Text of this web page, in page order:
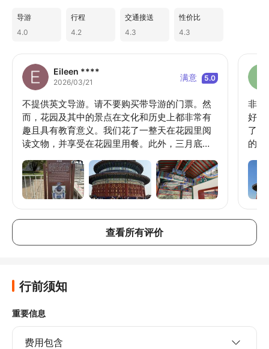
导游
4.0
行程
4.2
交通接送
4.3
性价比
4.3
Eileen ****
2026/03/21 满意 5.0
不提供英文导游。请不要购买带导游的门票。然
而，花园及其中的景点在文化和历史上都非常有
趣且具有教育意义。我们花了一整天在花园里阅
读文物，并享受在花园里用餐。此外，三月底的
参观如此美丽而巨大的花园。
非常
好。
了一
的概
查看所有评价
行前须知
重要信息
费用包含